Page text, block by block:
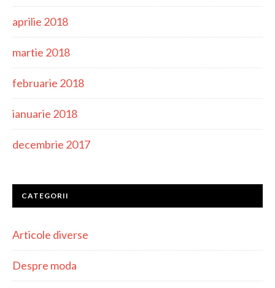
aprilie 2018
martie 2018
februarie 2018
ianuarie 2018
decembrie 2017
CATEGORII
Articole diverse
Despre moda